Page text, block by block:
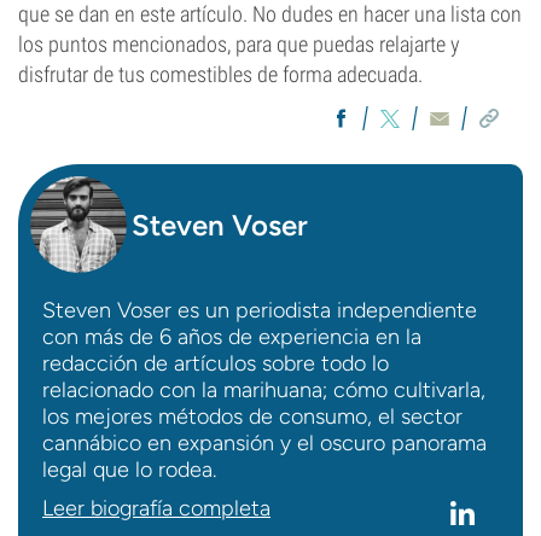
que se dan en este artículo. No dudes en hacer una lista con
los puntos mencionados, para que puedas relajarte y
disfrutar de tus comestibles de forma adecuada.
Steven Voser
Steven Voser es un periodista independiente
con más de 6 años de experiencia en la
redacción de artículos sobre todo lo
relacionado con la marihuana; cómo cultivarla,
los mejores métodos de consumo, el sector
cannábico en expansión y el oscuro panorama
legal que lo rodea.
Leer biografía completa